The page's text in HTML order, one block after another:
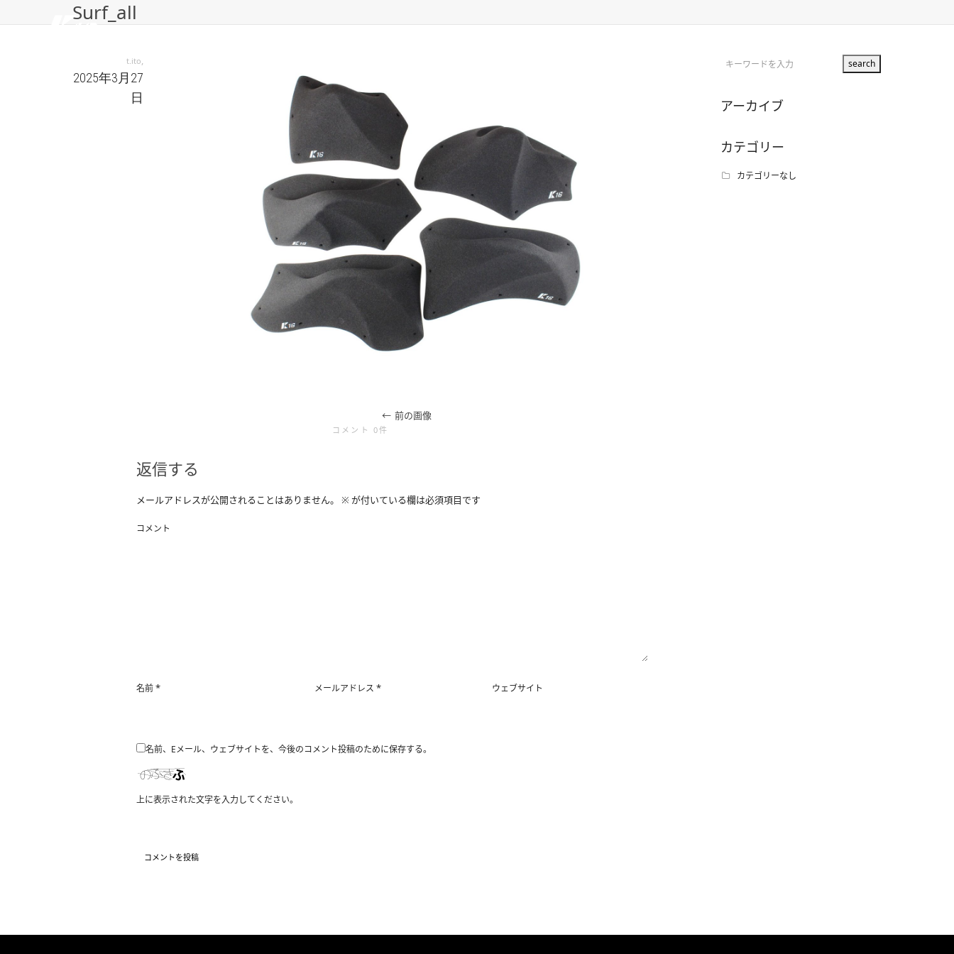
Surf_all
t.ito,
2025年3月27
日
前の画像
コメント 0件
返信する
メールアドレスが公開されることはありません。 ※ が付いている欄は必須項目です
コメント
名前* メールアドレス * ウェブサイト
名前、Eメール、ウェブサイトを、今後のコメント投稿のために保存する。
上に表示された文字を入力してください。
アーカイブ
カテゴリー
カテゴリーなし